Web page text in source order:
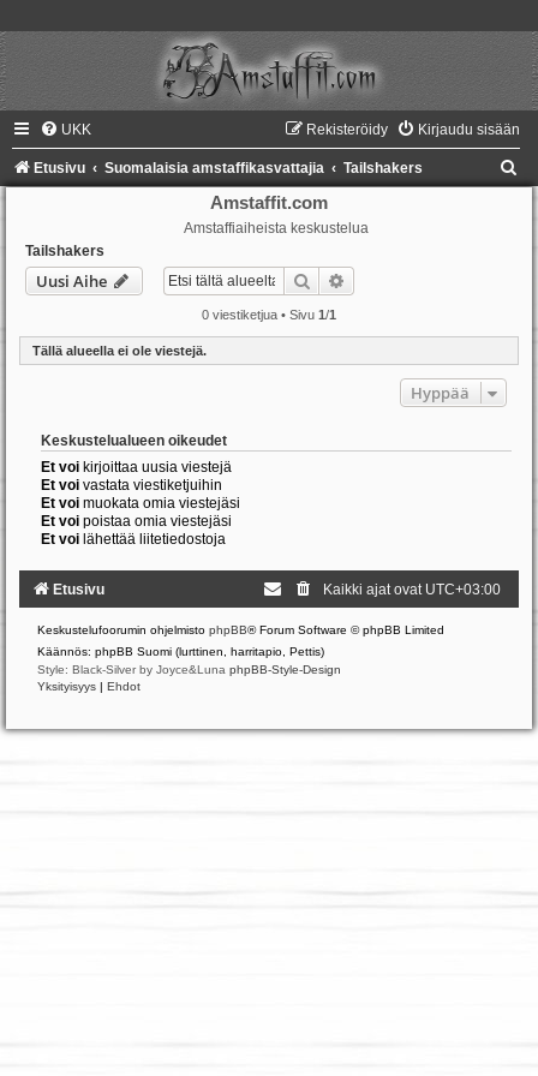
UKK Kirjaudu sisään
Rekisteröidy
Etusivu Suomalaisia amstaffikasvattajia Tailshakers
Amstaffit.com
Amstaffiaiheista keskustelua
Tailshakers
Uusi Aihe Etsi
0 viestiketjua • Sivu 1/1
Tällä alueella ei ole viestejä.
Hyppää
Keskustelualueen oikeudet
Et voi kirjoittaa uusia viestejä
Et voi vastata viestiketjuihin
Et voi muokata omia viestejäsi
Et voi poistaa omia viestejäsi
Et voi lähettää liitetiedostoja
Etusivu Kaikki ajat ovat UTC+03:00
Keskustelufoorumin ohjelmisto phpBB® Forum Software © phpBB Limited
Käännös: phpBB Suomi (lurttinen, harritapio, Pettis)
Style: Black-Silver by Joyce&Luna phpBB-Style-Design
Yksityisyys | Ehdot